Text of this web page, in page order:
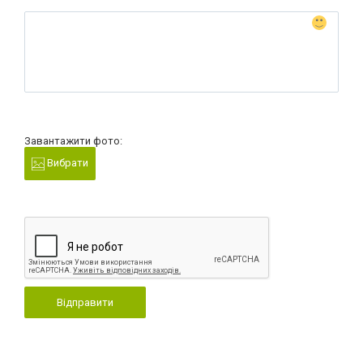
Завантажити фото:
Вибрати
Відправити